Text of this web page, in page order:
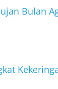
e
k
l
Bulan